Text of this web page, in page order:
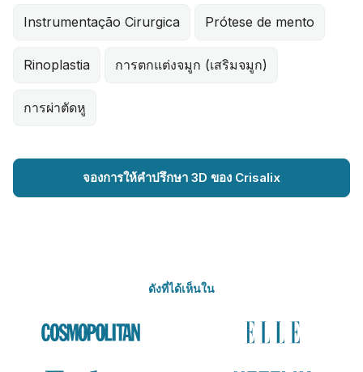
Instrumentação Cirurgica Prótese de mento
Rinoplastia การตกแต่งจมูก (เสริมจมูก)
การผ่าตัดหู
จองการให้คำปรึกษา 3D ของ Crisalix
ดังที่ได้เห็นใน